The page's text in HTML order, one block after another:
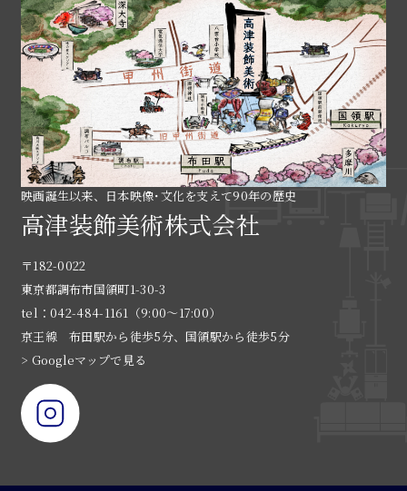
映画誕生以来、日本映像･文化を支えて90年の歴史
高津装飾美術株式会社
〒182-0022
東京都調布市国領町1-30-3
tel：042-484-1161（9:00〜17:00）
京王線 布田駅から徒歩5分、国領駅から徒歩5分
> Googleマップで見る